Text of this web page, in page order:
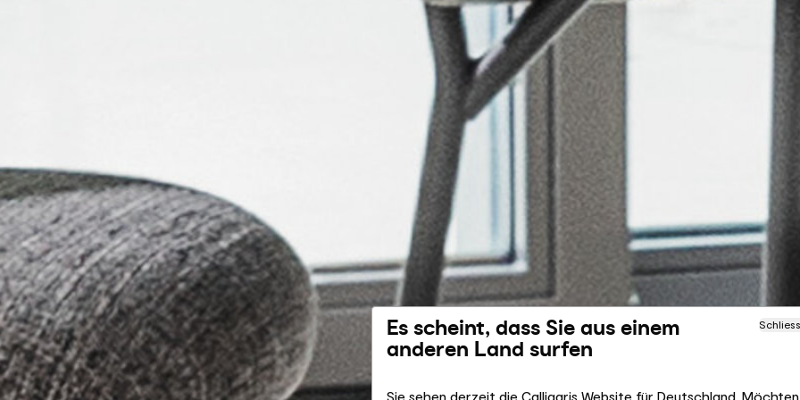
Es scheint, dass Sie aus einem
anderen Land surfen
Sie sehen derzeit die Calligaris Website für Deutschland. Möchten